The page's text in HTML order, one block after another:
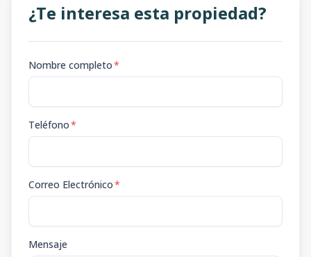
¿Te interesa esta propiedad?
Nombre completo*
Teléfono*
Correo Electrónico*
Mensaje